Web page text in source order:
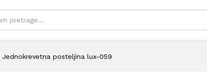
Jednokrevetna posteljina lux-059